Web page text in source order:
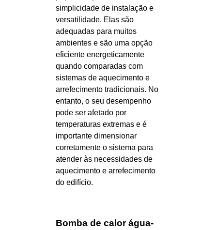
simplicidade de instalação e
versatilidade. Elas são
adequadas para muitos
ambientes e são uma opção
eficiente energeticamente
quando comparadas com
sistemas de aquecimento e
arrefecimento tradicionais. No
entanto, o seu desempenho
pode ser afetado por
temperaturas extremas e é
importante dimensionar
corretamente o sistema para
atender às necessidades de
aquecimento e arrefecimento
do edifício.
Bomba de calor água-